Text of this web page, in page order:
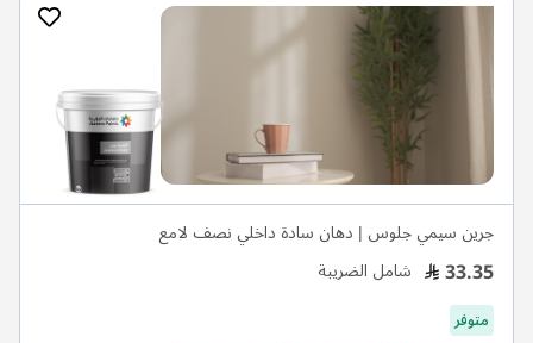
جرين سيمي جلوس | دهان سادة داخلي نصف لامع
33.35 شامل الضريبة
متوفر